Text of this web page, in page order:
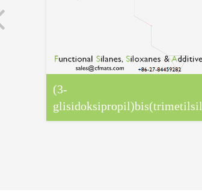
(3-